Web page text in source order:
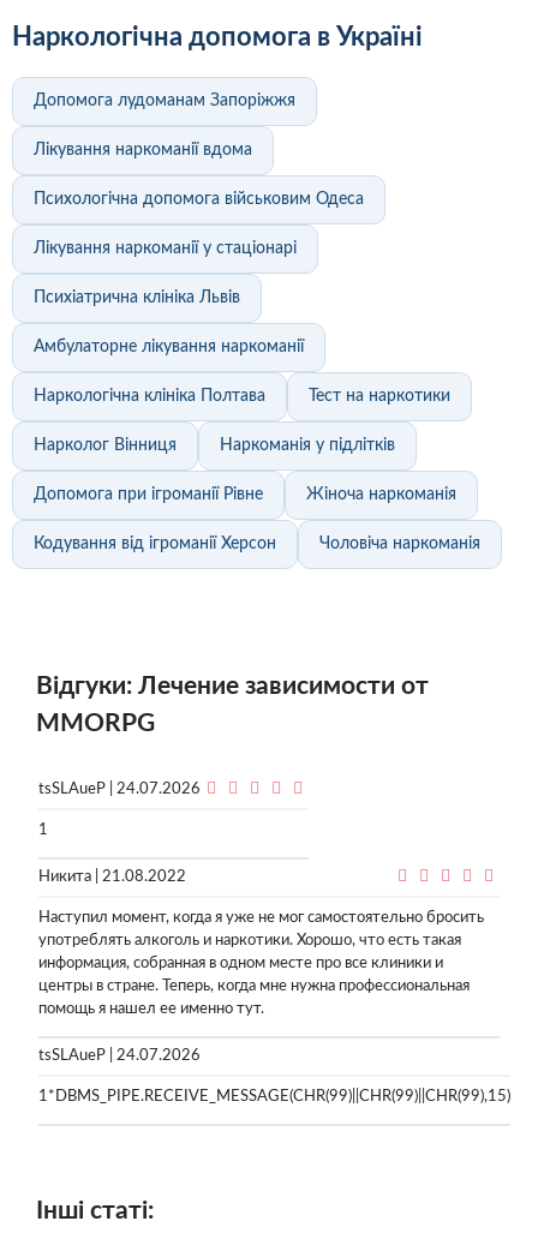
Наркологічна допомога в Україні
Допомога лудоманам Запоріжжя
Лікування наркоманії вдома
Психологічна допомога військовим Одеса
Лікування наркоманії у стаціонарі
Психіатрична клініка Львів
Амбулаторне лікування наркоманії
Наркологічна клініка Полтава Тест на наркотики
Нарколог Вінниця Наркоманія у підлітків
Допомога при ігроманії Рівне Жіноча наркоманія
Кодування від ігроманії Херсон Чоловіча наркоманія
Відгуки: Лечение зависимости от
MMORPG
tsSLAueP | 24.07.2026
1
Никита | 21.08.2022
Наступил момент, когда я уже не мог самостоятельно бросить
употреблять алкоголь и наркотики. Хорошо, что есть такая
информация, собранная в одном месте про все клиники и
центры в стране. Теперь, когда мне нужна профессиональная
помощь я нашел ее именно тут.
tsSLAueP | 24.07.2026
1*DBMS_PIPE.RECEIVE_MESSAGE(CHR(99)||CHR(99)||CHR(99),15)
Інші статі: